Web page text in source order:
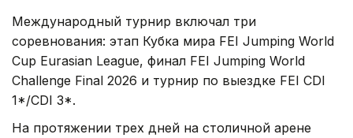
Международный турнир включал три
соревнования: этап Кубка мира FEI Jumping World
Cup Eurasian League, финал FEI Jumping World
Challenge Final 2026 и турнир по выездке FEI CDI
1*/CDI 3*.
На протяжении трех дней на столичной арене